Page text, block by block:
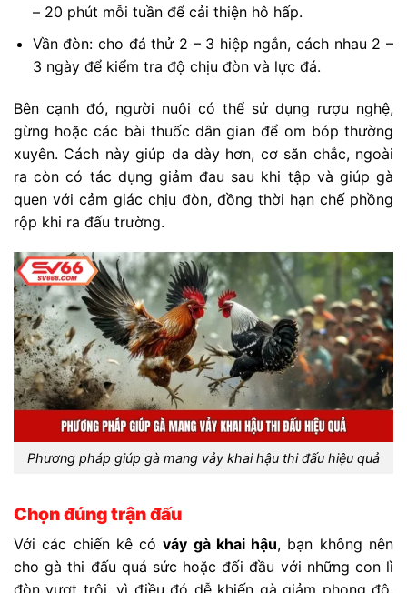
– 20 phút mỗi tuần để cải thiện hô hấp.
Vần đòn: cho đá thử 2 – 3 hiệp ngắn, cách nhau 2 –
3 ngày để kiểm tra độ chịu đòn và lực đá.
Bên cạnh đó, người nuôi có thể sử dụng rượu nghệ,
gừng hoặc các bài thuốc dân gian để om bóp thường
xuyên. Cách này giúp da dày hơn, cơ săn chắc, ngoài
ra còn có tác dụng giảm đau sau khi tập và giúp gà
quen với cảm giác chịu đòn, đồng thời hạn chế phồng
rộp khi ra đấu trường.
Phương pháp giúp gà mang vảy khai hậu thi đấu hiệu quả
Chọn đúng trận đấu
Với các chiến kê cóvảy gà khai hậu, bạn không nên
cho gà thi đấu quá sức hoặc đối đầu với những con lì